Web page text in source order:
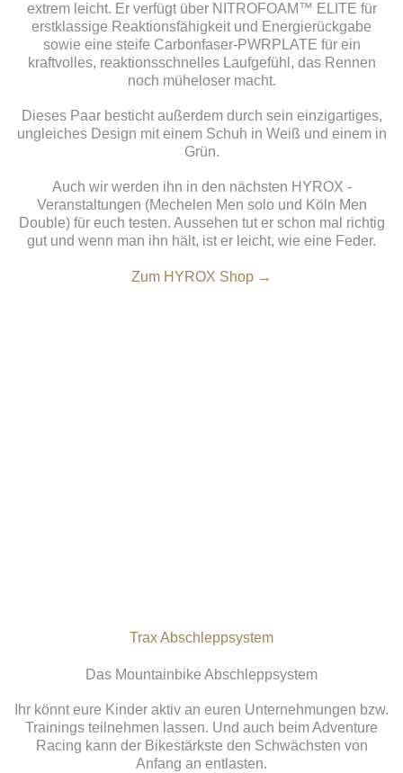
extrem leicht. Er verfügt über NITROFOAM™ ELITE für
erstklassige Reaktionsfähigkeit und Energierückgabe
sowie eine steife Carbonfaser-PWRPLATE für ein
kraftvolles, reaktionsschnelles Laufgefühl, das Rennen
noch müheloser macht.
Dieses Paar besticht außerdem durch sein einzigartiges,
ungleiches Design mit einem Schuh in Weiß und einem in
Grün.
Auch wir werden ihn in den nächsten HYROX -
Veranstaltungen (Mechelen Men solo und Köln Men
Double) für euch testen. Aussehen tut er schon mal richtig
gut und wenn man ihn hält, ist er leicht, wie eine Feder.
Zum HYROX Shop →
Trax Abschleppsystem
Das Mountainbike Abschleppsystem
Ihr könnt eure Kinder aktiv an euren Unternehmungen bzw.
Trainings teilnehmen lassen. Und auch beim Adventure
Racing kann der Bikestärkste den Schwächsten von
Anfang an entlasten.